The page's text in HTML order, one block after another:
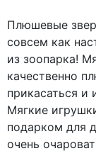
Плюшевые
совсем как
из зоопарка!
качественно
прикасаться и
Мягкие
подарком для
очень